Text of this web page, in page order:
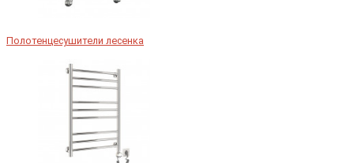
Полотенцесушители лесенка